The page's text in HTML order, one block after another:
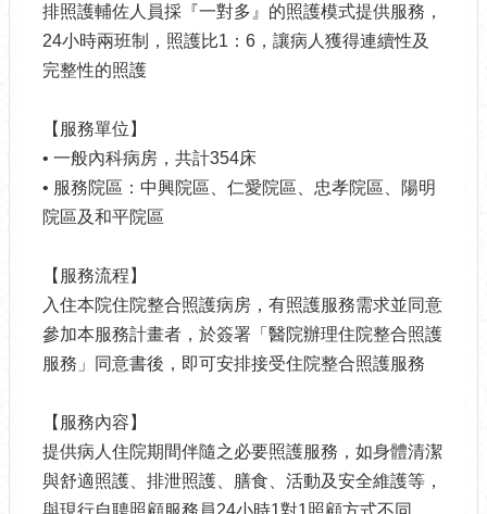
排照護輔佐人員採『一對多』的照護模式提供服務，
24小時兩班制，照護比1：6，讓病人獲得連續性及
完整性的照護
【服務單位】
• 一般內科病房，共計354床
• 服務院區：中興院區、仁愛院區、忠孝院區、陽明
院區及和平院區
【服務流程】
入住本院住院整合照護病房，有照護服務需求並同意
參加本服務計畫者，於簽署「醫院辦理住院整合照護
服務」同意書後，即可安排接受住院整合照護服務
【服務內容】
提供病人住院期間伴隨之必要照護服務，如身體清潔
與舒適照護、排泄照護、膳食、活動及安全維護等，
與現行自聘照顧服務員24小時1對1照顧方式不同，